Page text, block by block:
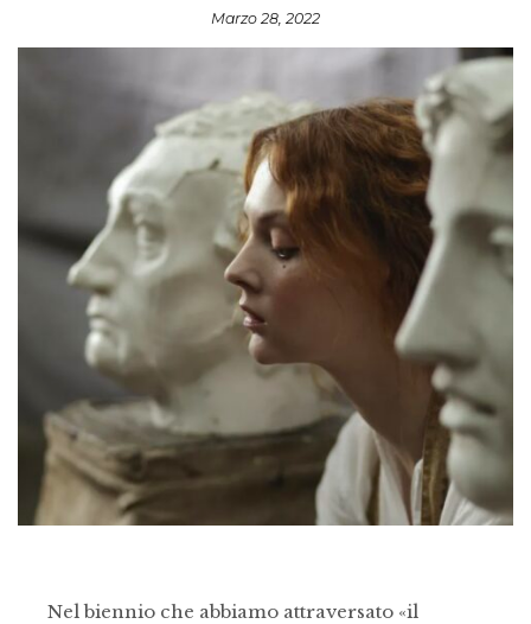
Marzo 28, 2022
Nel biennio che abbiamo attraversato «il